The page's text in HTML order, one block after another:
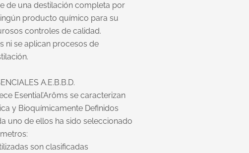
de una destilación completa por
producto químico para su
controles de calidad.
ni se aplican procesos de
A.E.B.B.D.
Esential’Arôms se caracterizan
y Bioquímicamente Definidos
uno de ellos ha sido seleccionado
son clasificadas